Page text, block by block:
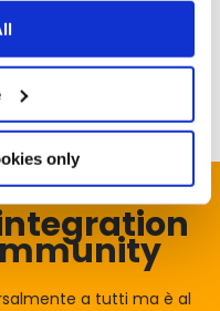
only
a tutti ma è al